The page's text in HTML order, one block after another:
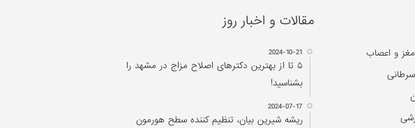
و اعصاب
مقالات و اخبار روز
2024-10-21
۵ تا از بهترین دکتر‌های اصلاح مزاج در مشهد را
بشناسید!
2024-07-17
ریشه شیرین بیان، تنظیم کننده سطح هورمون